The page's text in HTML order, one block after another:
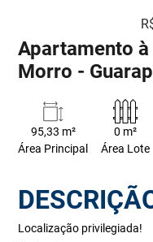
Apartamento
Morro -
95,33 m²
Área Principal
0 m²
Área Lote
Localização privilegiada!